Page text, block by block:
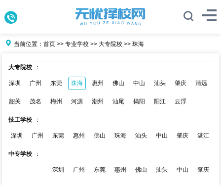
当前位置：首页 >>专业学校 >>大专院校 >>珠海
大专院校 ：
深圳 广州 东莞 珠海 惠州 佛山 中山 汕头 肇庆 清远
韶关 茂名 梅州 河源 潮州 汕尾 揭阳 阳江 云浮
技工学校 ：
深圳 广州 东莞 惠州 佛山 珠海 汕头 中山 肇庆 湛江
中专学校 ：
深圳 广州 东莞 惠州 佛山 汕头 中山 肇庆